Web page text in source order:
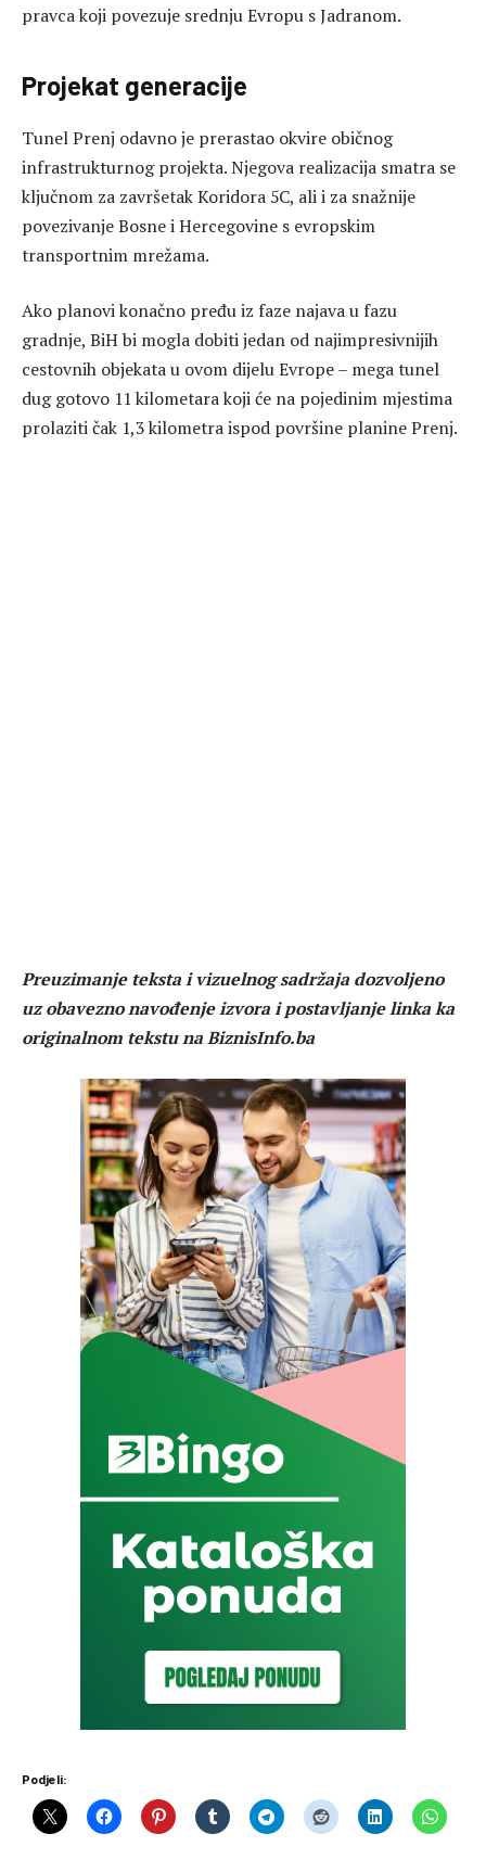
pravca koji povezuje srednju Evropu s Jadranom.
Projekat generacije
Tunel Prenj odavno je prerastao okvire običnog
infrastrukturnog projekta. Njegova realizacija smatra se
ključnom za završetak Koridora 5C, ali i za snažnije
povezivanje Bosne i Hercegovine s evropskim
transportnim mrežama.
Ako planovi konačno pređu iz faze najava u fazu
gradnje, BiH bi mogla dobiti jedan od najimpresivnijih
cestovnih objekata u ovom dijelu Evrope – mega tunel
dug gotovo 11 kilometara koji će na pojedinim mjestima
prolaziti čak 1,3 kilometra ispod površine planine Prenj.
Preuzimanje teksta i vizuelnog sadržaja dozvoljeno
uz obavezno navođenje izvora i postavljanje linka ka
originalnom tekstu na BiznisInfo.ba
Podjeli: